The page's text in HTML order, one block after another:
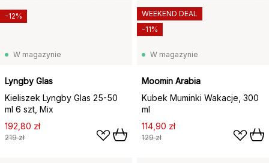
W magazynie
Lyngby Glas
Kieliszek Lyngby Glas 25-50
ml 6 szt, Mix
192,80 zł
219 zł
-12%
W magazynie
Moomin Arabia
Kubek Muminki Wakacje, 300
ml
114,90 zł
129 zł
WEEKEND DEAL
-11%